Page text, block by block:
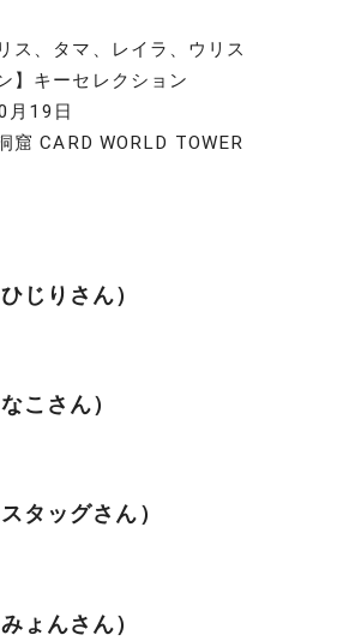
ス、タマ、レイラ、ウリス
】キーセレクション
月19日
窟 CARD WORLD TOWER
じりさん）
こさん）
タッグさん）
ょんさん）